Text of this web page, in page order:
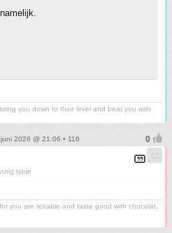
you down to their level and beat you with
2026 @ 21:06 • 116
typje
you are lickable and taste good with chocolat,